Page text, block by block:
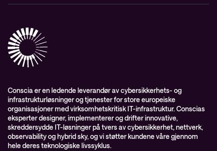
Aktsomhetsvurdering
Conscia Education Services
Conscia er en ledende leverandør av cybersikkerhets- og
infrastrukturløsninger og tjenester for store europeiske
organisasjoner med virksomhetskritisk IT-infrastruktur. Conscias
eksperter designer, implementerer og drifter innovative,
skreddersydde IT-løsninger på tvers av cybersikkerhet, nettverk,
observability og hybrid sky, og vi støtter kundene våre gjennom
hele deres teknologiske livssyklus.